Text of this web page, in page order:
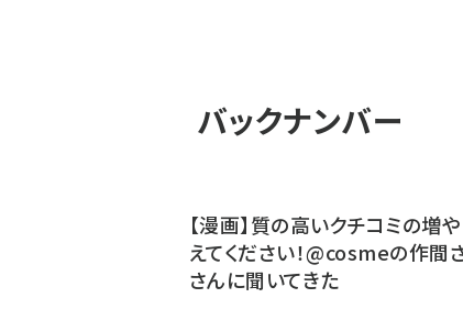
バックナンバー
【漫画】質の高いクチコミの増
えてください！@cosmeの作間
さんに聞いてきた